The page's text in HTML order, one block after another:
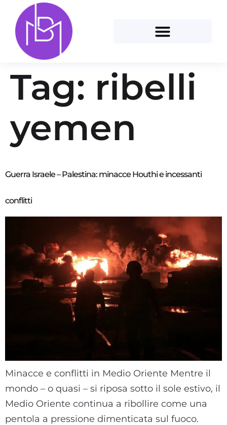
Tag: ribelli
yemen
Guerra Israele – Palestina: minacce Houthi e incessanti
conflitti
Minacce e conflitti in Medio Oriente Mentre il
mondo – o quasi – si riposa sotto il sole estivo, il
Medio Oriente continua a ribollire come una
pentola a pressione dimenticata sul fuoco.